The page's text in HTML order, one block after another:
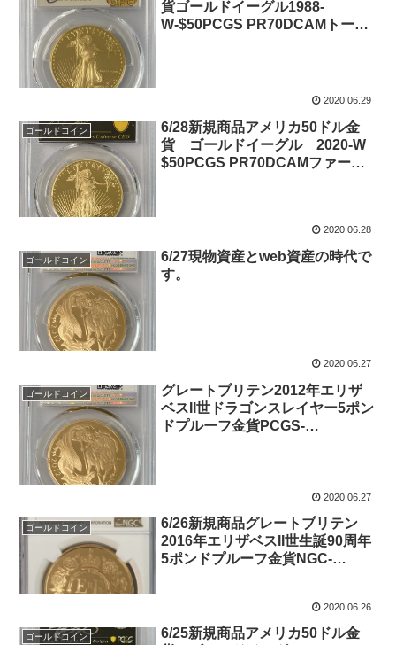
貨ゴールドイーグル1988-
W-$50PCGS PR70DCAMトーマ
2020.06.29
ゴールドコイン
6/28新規商品アメリカ50ドル金
貨 ゴールドイーグル 2020-W
$50PCGS PR70DCAMファース
2020.06.28
ゴールドコイン
6/27現物資産とweb資産の時代で
す。
2020.06.27
ゴールドコイン
グレートブリテン2012年エリザ
ベスII世ドラゴンスレイヤー5ポン
ドプルーフ金貨PCGS-
2020.06.27
ゴールドコイン
6/26新規商品グレートブリテン
2016年エリザベスII世生誕90周年
5ポンドプルーフ金貨NGC-
2020.06.26
ゴールドコイン
6/25新規商品アメリカ50ドル金